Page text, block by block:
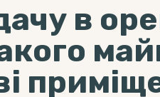
в